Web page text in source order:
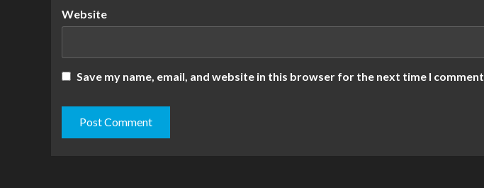
Website
Save my name, email, and website in this browser for the next time I comment.